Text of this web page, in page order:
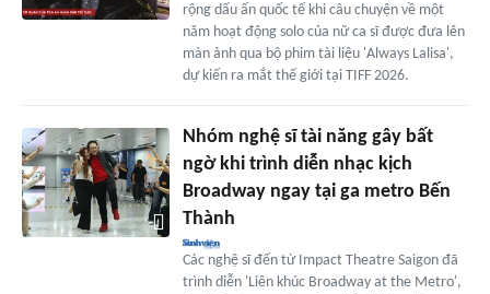
rộng dấu ấn quốc tế khi câu chuyện về một
năm hoạt động solo của nữ ca sĩ được đưa lên
màn ảnh qua bộ phim tài liệu 'Always Lalisa',
dự kiến ra mắt thế giới tại TIFF 2026.
Nhóm nghệ sĩ tài năng gây bất
ngờ khi trình diễn nhạc kịch
Broadway ngay tại ga metro Bến
Thành
Các nghệ sĩ đến từ Impact Theatre Saigon đã
trình diễn 'Liên khúc Broadway at the Metro',